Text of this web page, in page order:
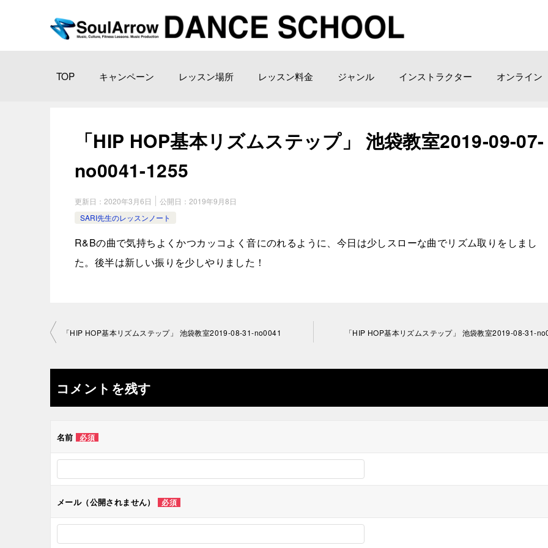
TOP キャンペーン レッスン場所 レッスン料金 ジャンル インストラクター オンライン
「HIP HOP基本リズムステップ」 池袋教室2019-09-07-
no0041-1255
更新日： 2020年3月6日 公開日： 2019年9月8日
SARI先生のレッスンノート
R&Bの曲で気持ちよくかつカッコよく音にのれるように、今日は少しスローな曲でリズム取りをしまし
た。後半は新しい振りを少しやりました！
投
ナ
ビ
ゲ
ー
ン
「HIP HOP基本リズムステップ」 池袋教室2019-08-31-no0041 「HIP HOP基本リズムステップ」 池袋教室2019-08-31-
コメントを残す
名前 必須
メール（公開されません） 必須